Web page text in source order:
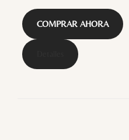
COMPRAR AHORA